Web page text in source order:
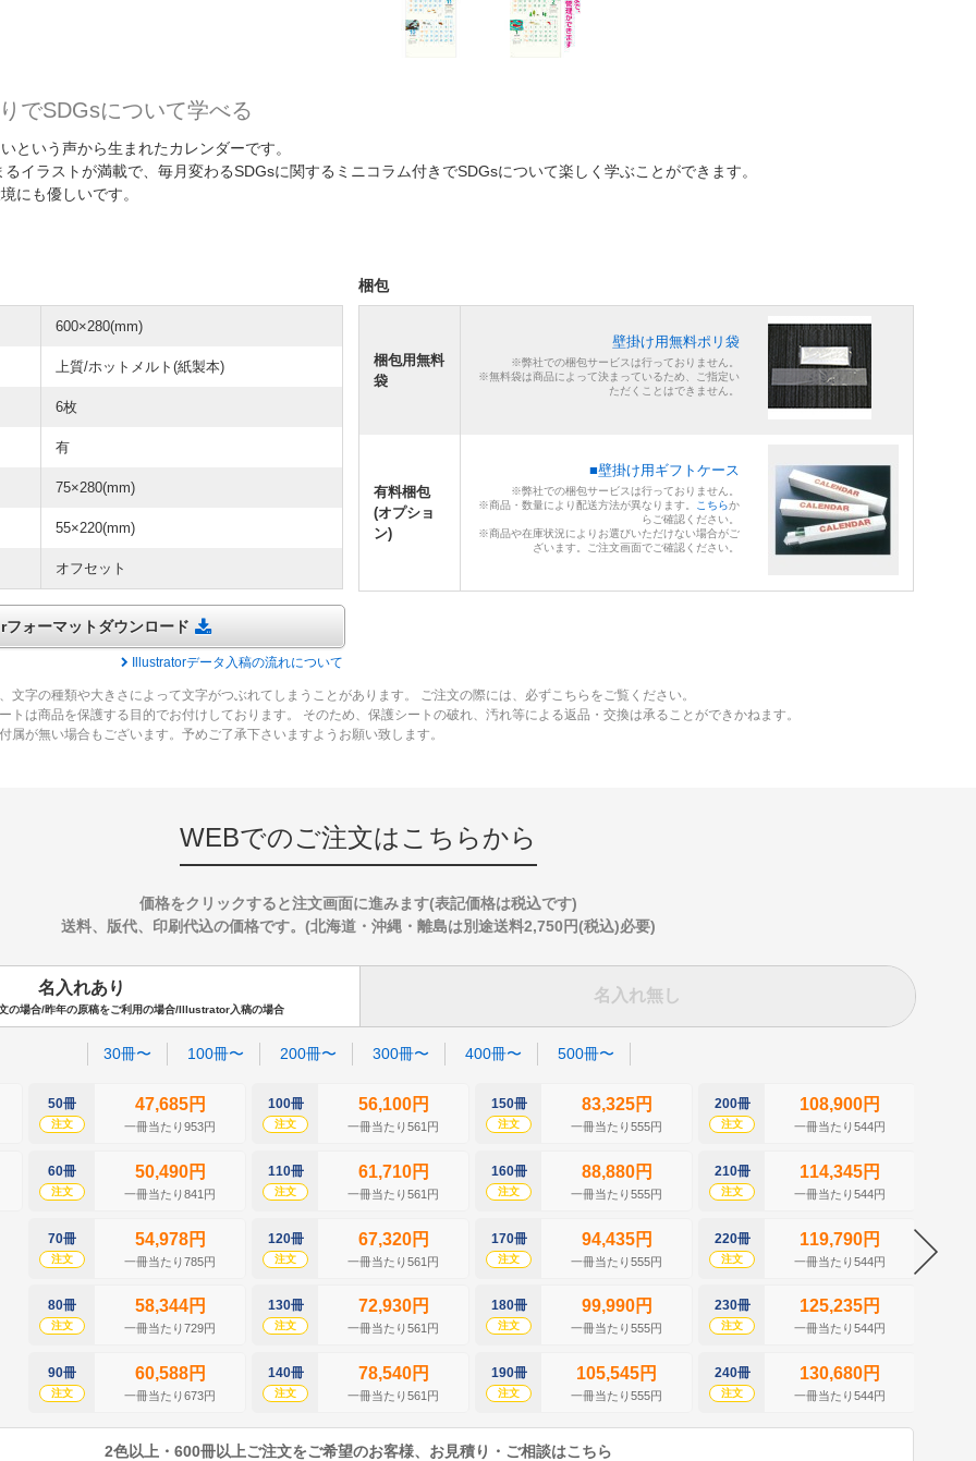
でSDGsについて学べる
という声から生まれたカレンダーです。
イラストが満載で、毎月変わるSDGsに関するミニコラム付きでSDGsについて楽しく学ぶことができます。
にも優しいです。
600×280(mm)
上質/ホットメルト(紙製本)
6枚
有
75×280(mm)
55×220(mm)
オフセット
ォーマットダウンロード
Illustratorデータ入稿の流れについて
梱包
梱包用無料
袋
壁掛け用無料ポリ袋
※弊社での梱包サービスは行っておりません。
※無料袋は商品によって決まっているため、ご指定い
ただくことはできません。
有料梱包
(オプショ
ン)
■壁掛け用ギフトケース
※弊社での梱包サービスは行っておりません。
※商品・数量により配送方法が異なります。
こちらか
らご確認ください。
※商品や在庫状況によりお選びいただけない場合がご
ざいます。ご注文画面でご確認ください。
字の種類や大きさによって文字がつぶれてしまうことがあります。 ご注文の際には、必ずこちらをご覧ください。
は商品を保護する目的でお付けしております。 そのため、保護シートの破れ、汚れ等による返品・交換は承ることができかねます。
属が無い場合もございます。予めご了承下さいますようお願い致します。
WEBでのご注文はこちらから
価格をクリックすると注文画面に進みます(表記価格は税込です)
送料、版代、印刷代込の価格です。(北海道・沖縄・離島は別途送料2,750円(税込)必要)
名入れあり
の場合/昨年の原稿をご利用の場合/Illustrator入稿の場合
名入れ無し
30冊〜 100冊〜 200冊〜 300冊〜 400冊〜 500冊〜
50冊
注文
47,685円
一冊当たり953円
60冊
注文
50,490円
一冊当たり841円
70冊
注文
54,978円
一冊当たり785円
80冊
注文
58,344円
一冊当たり729円
90冊
注文
60,588円
一冊当たり673円
100冊
注文
56,100円
一冊当たり561円
110冊
注文
61,710円
一冊当たり561円
120冊
注文
67,320円
一冊当たり561円
130冊
注文
72,930円
一冊当たり561円
140冊
注文
78,540円
一冊当たり561円
150冊
注文
83,325円
一冊当たり555円
160冊
注文
88,880円
一冊当たり555円
170冊
注文
94,435円
一冊当たり555円
180冊
注文
99,990円
一冊当たり555円
190冊
注文
105,545円
一冊当たり555円
200冊
注文
108,900円
一冊当たり544円
210冊
注文
114,345円
一冊当たり544円
220冊
注文
119,790円
一冊当たり544円
230冊
注文
125,235円
一冊当たり544円
240冊
注文
130,680円
一冊当たり544円
2色以上・600冊以上ご注文をご希望のお客様、お見積り・ご相談はこちら